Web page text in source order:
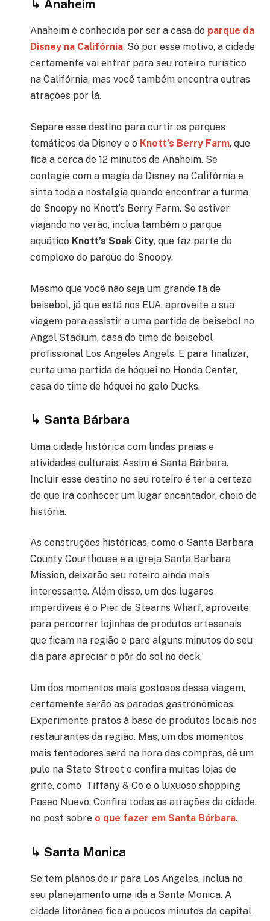
↳ Anaheim
Anaheim é conhecida por ser a casa do parque da
Disney na Califórnia. Só por esse motivo, a cidade
certamente vai entrar para seu roteiro turístico
na Califórnia, mas você também encontra outras
atrações por lá.
Separe esse destino para curtir os parques
temáticos da Disney e o Knott’s Berry Farm, que
fica a cerca de 12 minutos de Anaheim. Se
contagie com a magia da Disney na Califórnia e
sinta toda a nostalgia quando encontrar a turma
do Snoopy no Knott’s Berry Farm. Se estiver
viajando no verão, inclua também o parque
aquático Knott’s Soak City, que faz parte do
complexo do parque do Snoopy.
Mesmo que você não seja um grande fã de
beisebol, já que está nos EUA, aproveite a sua
viagem para assistir a uma partida de beisebol no
Angel Stadium, casa do time de beisebol
profissional Los Angeles Angels. E para finalizar,
curta uma partida de hóquei no Honda Center,
casa do time de hóquei no gelo Ducks.
↳ Santa Bárbara
Uma cidade histórica com lindas praias e
atividades culturais. Assim é Santa Bárbara.
Incluir esse destino no seu roteiro é ter a certeza
de que irá conhecer um lugar encantador, cheio de
história.
As construções históricas, como o Santa Barbara
County Courthouse e a igreja Santa Barbara
Mission, deixarão seu roteiro ainda mais
interessante. Além disso, um dos lugares
imperdíveis é o Pier de Stearns Wharf, aproveite
para percorrer lojinhas de produtos artesanais
que ficam na região e pare alguns minutos do seu
dia para apreciar o pôr do sol no deck.
Um dos momentos mais gostosos dessa viagem,
certamente serão as paradas gastronômicas.
Experimente pratos à base de produtos locais nos
restaurantes da região. Mas, um dos momentos
mais tentadores será na hora das compras, dê um
pulo na State Street e confira muitas lojas de
grife, como Tiffany & Co e o luxuoso shopping
Paseo Nuevo. Confira todas as atrações da cidade,
no post sobre o que fazer em Santa Bárbara.
↳ Santa Monica
Se tem planos de ir para Los Angeles, inclua no
seu planejamento uma ida a Santa Monica. A
cidade litorânea fica a poucos minutos da capital